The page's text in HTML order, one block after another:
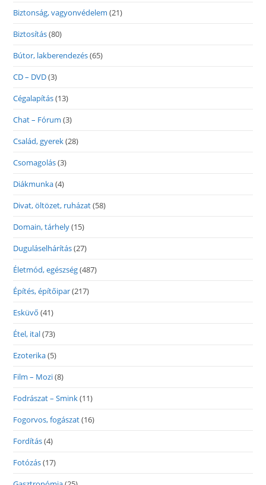
Biztonság, vagyonvédelem (21)
Biztosítás(80)
Bútor, lakberendezés(65)
CD – DVD(3)
Cégalapítás(13)
Chat – Fórum (3)
Család, gyerek(28)
Csomagolás(3)
Diákmunka(4)
Divat, öltözet, ruházat(58)
Domain, tárhely(15)
Duguláselhárítás(27)
Életmód, egészség(487)
Építés, építőipar(217)
Esküvő (41)
Étel, ital(73)
Ezoterika(5)
Film – Mozi(8)
Fodrászat – Smink(11)
Fogorvos, fogászat(16)
Fordítás(4)
Fotózás(17)